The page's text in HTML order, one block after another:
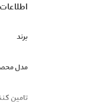
برند
مدل
تامین